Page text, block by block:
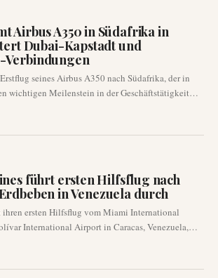
Airbus A350 in Südafrika in
Dubai-Kapstadt und
Verbindungen
seines Airbus A350 nach Südafrika, der in
wichtigen Meilenstein in der Geschäftstätigkeit
führt einen dritten täglichen Flug von Dubai
zusammen, wodurch die
führt ersten Hilfsflug nach
in Venezuela durch
ersten Hilfsflug vom Miami International
International Airport in Caracas, Venezuela,
Mission zielt darauf ab, den Bewohnern, die
zukommen zu lassen.